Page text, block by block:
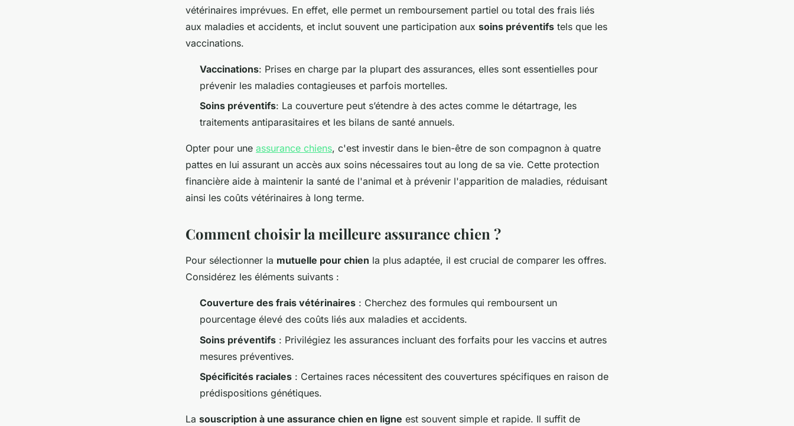
vétérinaires imprévues. En effet, elle permet un remboursement partiel ou total des frais liés
aux maladies et accidents, et inclut souvent une participation aux soins préventifs tels que les
vaccinations.
Vaccinations: Prises en charge par la plupart des assurances, elles sont essentielles pour
prévenir les maladies contagieuses et parfois mortelles.
Soins préventifs: La couverture peut s’étendre à des actes comme le détartrage, les
traitements antiparasitaires et les bilans de santé annuels.
Opter pour une assurance chiens, c'est investir dans le bien-être de son compagnon à quatre
pattes en lui assurant un accès aux soins nécessaires tout au long de sa vie. Cette protection
financière aide à maintenir la santé de l'animal et à prévenir l'apparition de maladies, réduisant
ainsi les coûts vétérinaires à long terme.
Comment choisir la meilleure assurance chien ?
Pour sélectionner la mutuelle pour chien la plus adaptée, il est crucial de comparer les offres.
Considérez les éléments suivants :
Couverture des frais vétérinaires : Cherchez des formules qui remboursent un
pourcentage élevé des coûts liés aux maladies et accidents.
Soins préventifs : Privilégiez les assurances incluant des forfaits pour les vaccins et autres
mesures préventives.
Spécificités raciales : Certaines races nécessitent des couvertures spécifiques en raison de
prédispositions génétiques.
La souscription à une assurance chien en ligne est souvent simple et rapide. Il suffit de